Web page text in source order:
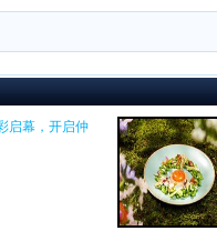
启幕，开启仲